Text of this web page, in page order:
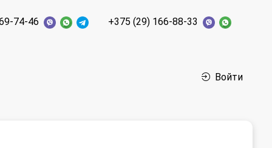
74-46 +375 (29) 166-88-33
Войти